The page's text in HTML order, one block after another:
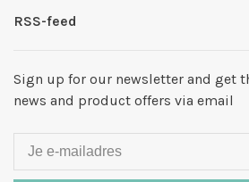
RSS-feed
Sign up for our newsletter and get
news and product offers via email